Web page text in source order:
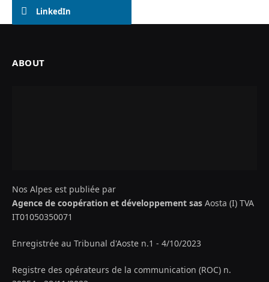
LinkedIn
ABOUT
Nos Alpes est publiée par
Agence de coopération et développement sas Aosta (I) TVA
IT01050350071
Enregistrée au Tribunal d'Aoste n.1 - 4/10/2023
Registre des opérateurs de la communication (ROC) n.